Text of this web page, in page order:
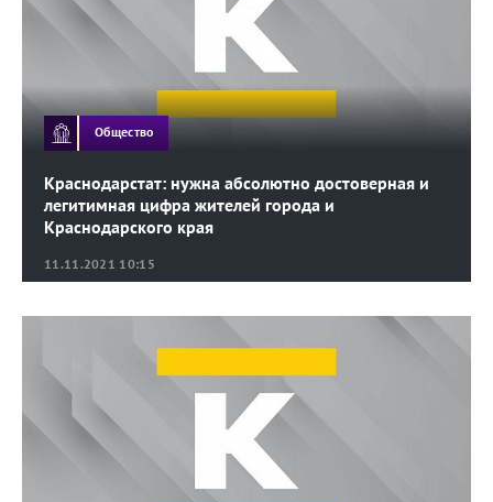
11.11.2021 10:15
Краснодарстат: нужна абсолютно достоверная и
легитимная цифра жителей города и
Краснодарского края
Общество